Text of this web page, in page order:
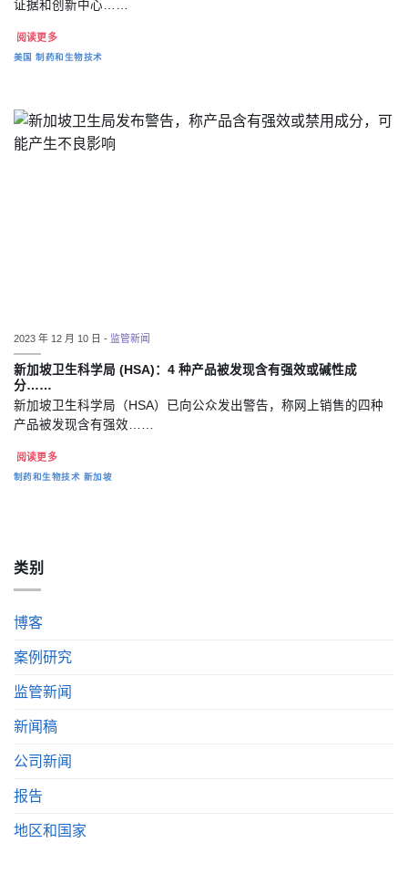
类别
博客
案例研究
监管新闻
新闻稿
公司新闻
报告
地区和国家
证据和创新中心……
阅读更多
美国 制药和生物技术
2023 年 12 月 10 日 - 监管新闻
新加坡卫生科学局 (HSA)：4 种产品被发现含有强效或碱性成
分……
新加坡卫生科学局（HSA）已向公众发出警告，称网上销售的四种
产品被发现含有强效……
阅读更多
制药和生物技术 新加坡